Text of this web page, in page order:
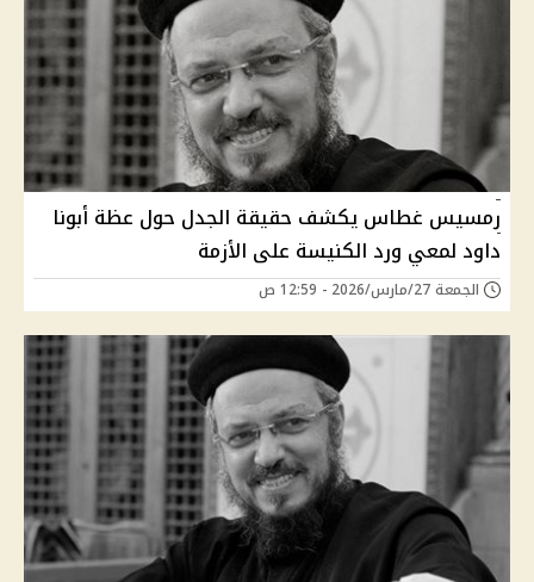
رمسيس غطاس يكشف حقيقة الجدل حول عظة أبونا
داود لمعي ورد الكنيسة على الأزمة
الجمعة 27/مارس/2026 - 12:59 ص